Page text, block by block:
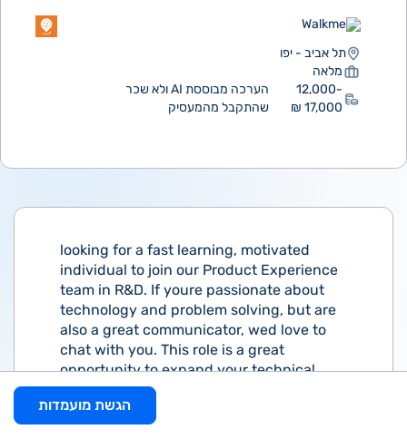
Walkme
תל אביב - יפו
מלאה
12,000-
17,000 ₪
הערכה מבוססת AI ולא שכר
שהתקבל מהמעסיק
looking for a fast learning, motivated
individual to join our Product Experience
team in R&D. If youre passionate about
technology and problem solving, but are
also a great communicator, wed love to
chat with you. This role is a great
opportunity to expand your technical
skillset and work directly with our
Software Engineers to support a wide
range of customer use cases on a variety
הגשת מועמדות